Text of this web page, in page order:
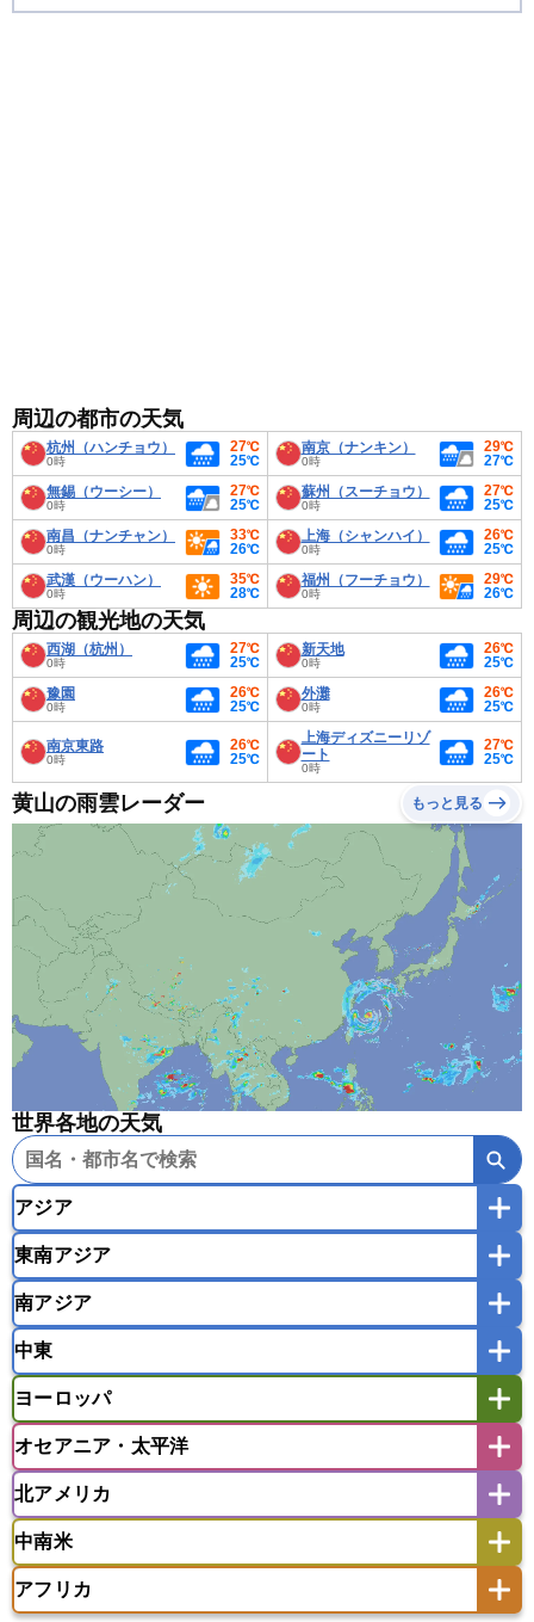
周辺の都市の天気
杭州（ハンチョウ）
0時
27℃
25℃
南京（ナンキン）
0時
29℃
27℃
無錫（ウーシー）
0時
27℃
25℃
蘇州（スーチョウ）
0時
27℃
25℃
南昌（ナンチャン）
0時
33℃
26℃
上海（シャンハイ）
0時
26℃
25℃
武漢（ウーハン）
0時
35℃
28℃
福州（フーチョウ）
0時
29℃
26℃
周辺の観光地の天気
西湖（杭州）
0時
27℃
25℃
新天地
0時
26℃
25℃
豫園
0時
26℃
25℃
外灘
0時
26℃
25℃
南京東路
0時
26℃
25℃
上海ディズニーリゾ
ート
0時
27℃
25℃
黄山の雨雲レーダー もっと見る
世界各地の天気
アジア
韓国
モンゴル
東南アジア
インドネシア
マレーシア
ミャンマー
ラオス人民民主共和国
東ティモール民主共和国
南アジア
バングラデシュ
モルディブ
中東
アフガニスタン
イスラエル
ウズベキスタン
オマーン
カザフスタン
カタール
キプロス
キルギス
タジキスタン
バーレーン
ヨルダン レバノン
ヨーロッパ
アイスランド
アゼルバイジャン
イギリス
イタリア
ウクライナ
エストニア
オランダ
オーストリア
ギリシャ
オセアニア・太平洋
アメリカ領サモア
サモア独立国
ソロモン諸島
タヒチ
ツバル
トンガ ナウル共和国 ニウエ
北アメリカ
バーミューダ諸島
中南米
アメリカ領バージン諸島
アフリカ